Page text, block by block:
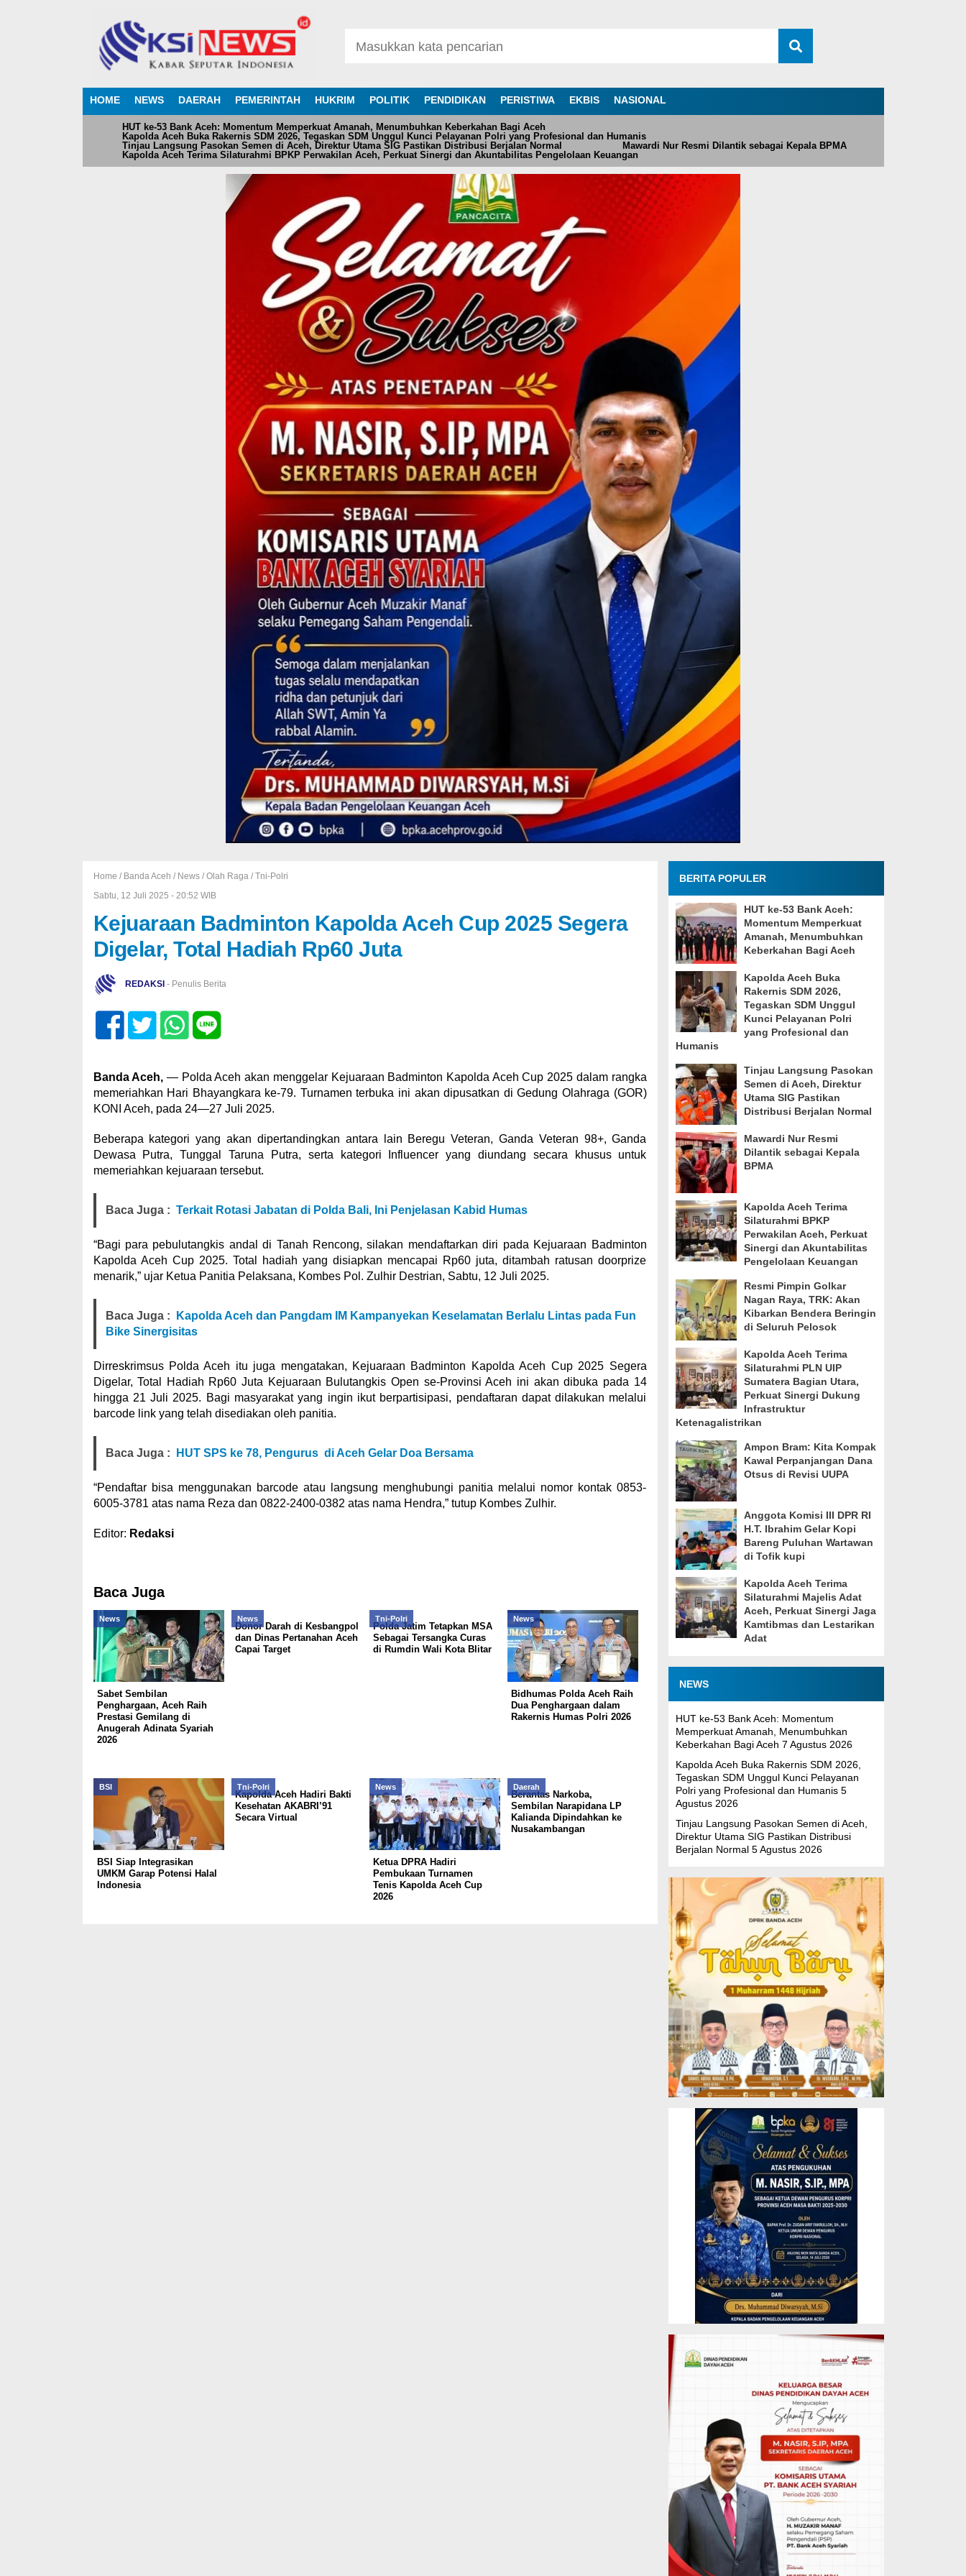
HOME NEWS DAERAH PEMERINTAH HUKRIM POLITIK PENDIDIKAN PERISTIWA EKBIS NASIONAL
HUT ke-53 Bank Aceh: Momentum Memperkuat Amanah, Menumbuhkan Keberkahan Bagi Aceh
Kapolda Aceh Buka Rakernis SDM 2026, Tegaskan SDM Unggul Kunci Pelayanan Polri yang Profesional dan Humanis
Tinjau Langsung Pasokan Semen di Aceh, Direktur Utama SIG Pastikan Distribusi Berjalan Normal
Mawardi Nur Resmi Dilantik sebagai Kepala BPMA
Kapolda Aceh Terima Silaturahmi BPKP Perwakilan Aceh, Perkuat Sinergi dan Akuntabilitas Pengelolaan Keuangan
Home / Banda Aceh / News/ Olah Raga/ Tni-Polri
Sabtu, 12 Juli 2025 - 20:52 WIB
Kejuaraan Badminton Kapolda Aceh Cup 2025 Segera
Digelar, Total Hadiah Rp60 Juta
REDAKSI - Penulis Berita
Banda Aceh, — Polda Aceh akan menggelar Kejuaraan Badminton Kapolda Aceh Cup 2025 dalam rangka
memeriahkan Hari Bhayangkara ke-79. Turnamen terbuka ini akan dipusatkan di Gedung Olahraga (GOR)
KONI Aceh, pada 24—27 Juli 2025.
Beberapa kategori yang akan dipertandingkan antara lain Beregu Veteran, Ganda Veteran 98+, Ganda
Dewasa Putra, Tunggal Taruna Putra, serta kategori Influencer yang diundang secara khusus untuk
memeriahkan kejuaraan tersebut.
Baca Juga : Terkait Rotasi Jabatan di Polda Bali, Ini Penjelasan Kabid Humas
“Bagi para pebulutangkis andal di Tanah Rencong, silakan mendaftarkan diri pada Kejuaraan Badminton
Kapolda Aceh Cup 2025. Total hadiah yang disiapkan mencapai Rp60 juta, ditambah ratusan doorprize
menarik,” ujar Ketua Panitia Pelaksana, Kombes Pol. Zulhir Destrian, Sabtu, 12 Juli 2025.
Baca Juga :
Kapolda Aceh dan Pangdam IM Kampanyekan Keselamatan Berlalu Lintas pada Fun
Bike Sinergisitas
Dirreskrimsus Polda Aceh itu juga mengatakan, Kejuaraan Badminton Kapolda Aceh Cup 2025 Segera
Digelar, Total Hadiah Rp60 Juta Kejuaraan Bulutangkis Open se-Provinsi Aceh ini akan dibuka pada 14
hingga 21 Juli 2025. Bagi masyarakat yang ingin ikut berpartisipasi, pendaftaran dapat dilakukan melalui
barcode link yang telah disediakan oleh panitia.
Baca Juga : HUT SPS ke 78, Pengurus di Aceh Gelar Doa Bersama
“Pendaftar bisa menggunakan barcode atau langsung menghubungi panitia melalui nomor kontak 0853-
6005-3781 atas nama Reza dan 0822-2400-0382 atas nama Hendra,” tutup Kombes Zulhir.
Editor: Redaksi
Baca Juga
News
Sabet Sembilan
Penghargaan, Aceh Raih
Prestasi Gemilang di
Anugerah Adinata Syariah
2026
News
Donor Darah di Kesbangpol
dan Dinas Pertanahan Aceh
Capai Target
Tni-Polri
Polda Jatim Tetapkan MSA
Sebagai Tersangka Curas
di Rumdin Wali Kota Blitar
News
Bidhumas Polda Aceh Raih
Dua Penghargaan dalam
Rakernis Humas Polri 2026
BSI
BSI Siap Integrasikan
UMKM Garap Potensi Halal
Indonesia
Tni-Polri
Kapolda Aceh Hadiri Bakti
Kesehatan AKABRI’91
Secara Virtual
News
Ketua DPRA Hadiri
Pembukaan Turnamen
Tenis Kapolda Aceh Cup
2026
Daerah
Berantas Narkoba,
Sembilan Narapidana LP
Kalianda Dipindahkan ke
Nusakambangan
BERITA POPULER
HUT ke-53 Bank Aceh:
Momentum Memperkuat
Amanah, Menumbuhkan
Keberkahan Bagi Aceh
Kapolda Aceh Buka
Rakernis SDM 2026,
Tegaskan SDM Unggul
Kunci Pelayanan Polri
yang Profesional dan
Humanis
Tinjau Langsung Pasokan
Semen di Aceh, Direktur
Utama SIG Pastikan
Distribusi Berjalan Normal
Mawardi Nur Resmi
Dilantik sebagai Kepala
BPMA
Kapolda Aceh Terima
Silaturahmi BPKP
Perwakilan Aceh, Perkuat
Sinergi dan Akuntabilitas
Pengelolaan Keuangan
Resmi Pimpin Golkar
Nagan Raya, TRK: Akan
Kibarkan Bendera Beringin
di Seluruh Pelosok
Kapolda Aceh Terima
Silaturahmi PLN UIP
Sumatera Bagian Utara,
Perkuat Sinergi Dukung
Infrastruktur
Ketenagalistrikan
Ampon Bram: Kita Kompak
Kawal Perpanjangan Dana
Otsus di Revisi UUPA
Anggota Komisi III DPR RI
H.T. Ibrahim Gelar Kopi
Bareng Puluhan Wartawan
di Tofik kupi
Kapolda Aceh Terima
Silaturahmi Majelis Adat
Aceh, Perkuat Sinergi Jaga
Kamtibmas dan Lestarikan
Adat
NEWS
HUT ke-53 Bank Aceh: Momentum
Memperkuat Amanah, Menumbuhkan
Keberkahan Bagi Aceh 7 Agustus 2026
Kapolda Aceh Buka Rakernis SDM 2026,
Tegaskan SDM Unggul Kunci Pelayanan
Polri yang Profesional dan Humanis 5
Agustus 2026
Tinjau Langsung Pasokan Semen di Aceh,
Direktur Utama SIG Pastikan Distribusi
Berjalan Normal 5 Agustus 2026